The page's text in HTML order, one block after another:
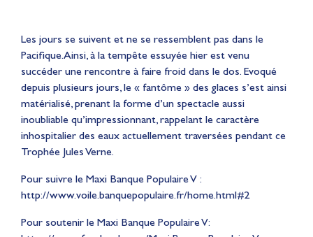
Les jours se suivent et ne se ressemblent pas dans le
Pacifique. Ainsi, à la tempête essuyée hier est venu
succéder une rencontre à faire froid dans le dos. Evoqué
depuis plusieurs jours, le « fantôme » des glaces s’est ainsi
matérialisé, prenant la forme d’un spectacle aussi
inoubliable qu’impressionnant, rappelant le caractère
inhospitalier des eaux actuellement traversées pendant ce
Trophée Jules Verne.
Pour suivre le Maxi Banque Populaire V :
http://www.voile.banquepopulaire.fr/home.html#2
Pour soutenir le Maxi Banque Populaire V: